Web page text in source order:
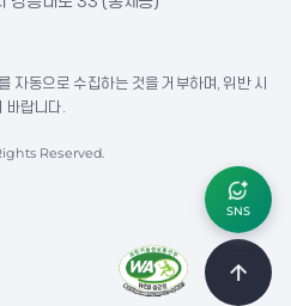
자동으로 수집하는 것을 거부하며, 위반 시
바랍니다.
Reserved.
SNS